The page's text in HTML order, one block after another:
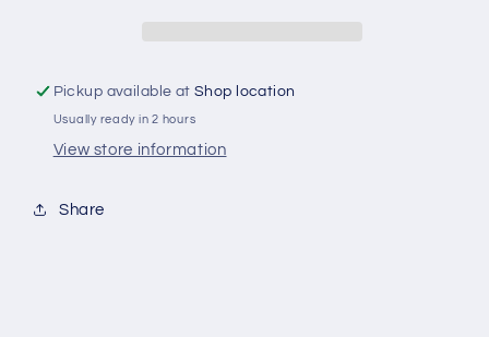
Pickup available atShop location
Usually ready in 2 hours
View store information
Share